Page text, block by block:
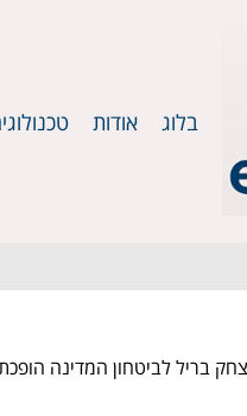
בלוג אודות
בריל לביטחון המדינה